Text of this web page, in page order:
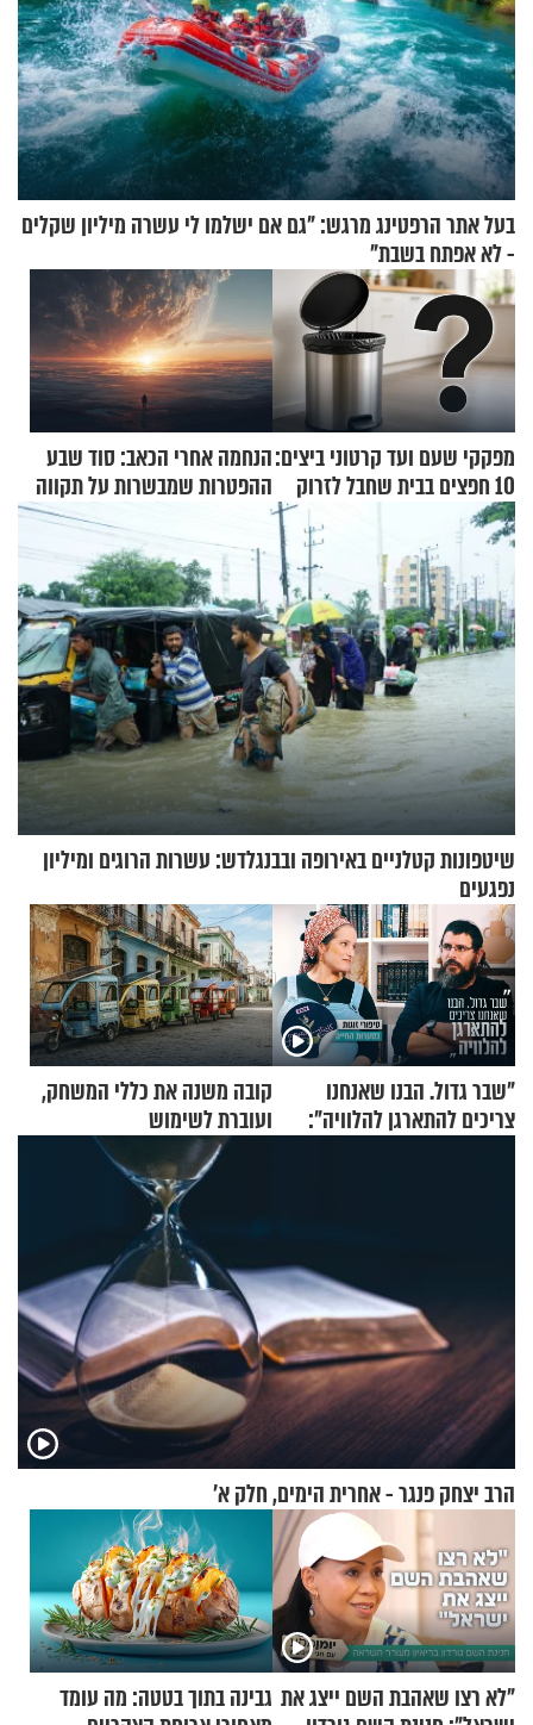
בעל אתר הרפטינג מרגש: "גם אם ישלמו לי עשרה מיליון שקלים
- לא אפתח בשבת"
מפקקי שעם ועד קרטוני ביצים:
10 חפצים בבית שחבל לזרוק
לפח
הנחמה אחרי הכאב: סוד שבע
ההפטרות שמבשרות על תקווה
וגאולה
שיטפונות קטלניים באירופה ובבנגלדש: עשרות הרוגים ומיליון
נפגעים
"שבר גדול. הבנו שאנחנו
צריכים להתארגן להלוויה":
קובה משנה את כללי המשחק,
ועוברת לשימוש
בתלת־אופנועים סולאריים
הרב יצחק פנגר - אחרית הימים, חלק א’
"לא רצו שאהבת השם ייצג את גבינה בתוך בטטה: מה עומד